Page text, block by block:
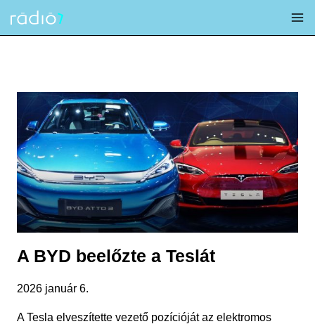
A BYD beelőzte a Teslát
2026 január 6.
A Tesla elveszítette vezető pozícióját az elektromos